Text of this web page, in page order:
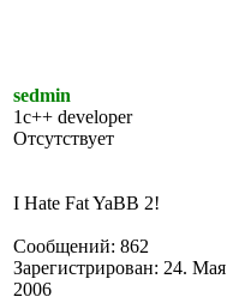
sedmin
1c++ developer
Отсутствует
I Hate Fat YaBB 2!
Сообщений: 862
Зарегистрирован: 24. Мая
2006